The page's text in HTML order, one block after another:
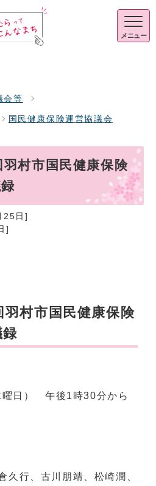
メニュー
会等
国民健康保険運営協議会
村市国民健康保険
25日]
]
村市国民健康保険
曜日） 午後1時30分から
久行、古川朋靖、松崎潤、